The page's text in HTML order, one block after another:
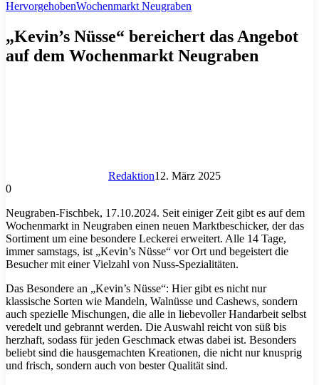
HervorgehobenWochenmarkt Neugraben
„Kevin’s Nüsse“ bereichert das Angebot
auf dem Wochenmarkt Neugraben
Redaktion12. März 2025
0
Neugraben-Fischbek, 17.10.2024. Seit einiger Zeit gibt es auf dem
Wochenmarkt in Neugraben einen neuen Marktbeschicker, der das
Sortiment um eine besondere Leckerei erweitert. Alle 14 Tage,
immer samstags, ist „Kevin’s Nüsse“ vor Ort und begeistert die
Besucher mit einer Vielzahl von Nuss-Spezialitäten.
Das Besondere an „Kevin’s Nüsse“: Hier gibt es nicht nur
klassische Sorten wie Mandeln, Walnüsse und Cashews, sondern
auch spezielle Mischungen, die alle in liebevoller Handarbeit selbst
veredelt und gebrannt werden. Die Auswahl reicht von süß bis
herzhaft, sodass für jeden Geschmack etwas dabei ist. Besonders
beliebt sind die hausgemachten Kreationen, die nicht nur knusprig
und frisch, sondern auch von bester Qualität sind.